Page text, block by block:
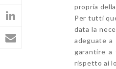
propria
Per tutti
data la
adeguate a
garantire a
rispetto ai